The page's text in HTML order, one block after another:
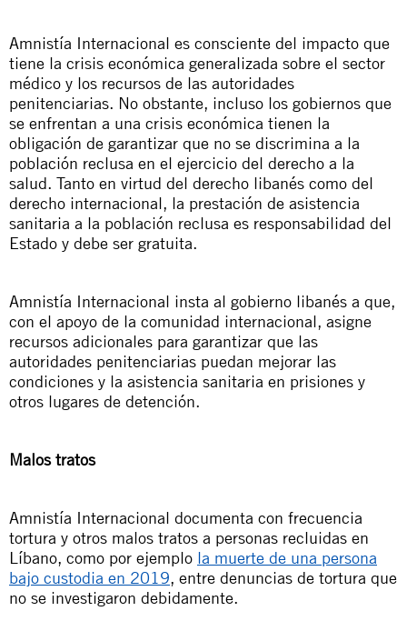
Amnistía Internacional es consciente del impacto que
tiene la crisis económica generalizada sobre el sector
médico y los recursos de las autoridades
penitenciarias. No obstante, incluso los gobiernos que
se enfrentan a una crisis económica tienen la
obligación de garantizar que no se discrimina a la
población reclusa en el ejercicio del derecho a la
salud. Tanto en virtud del derecho libanés como del
derecho internacional, la prestación de asistencia
sanitaria a la población reclusa es responsabilidad del
Estado y debe ser gratuita.
Amnistía Internacional insta al gobierno libanés a que,
con el apoyo de la comunidad internacional, asigne
recursos adicionales para garantizar que las
autoridades penitenciarias puedan mejorar las
condiciones y la asistencia sanitaria en prisiones y
otros lugares de detención.
Malos tratos
Amnistía Internacional documenta con frecuencia
tortura y otros malos tratos a personas recluidas en
Líbano, como por ejemplo la muerte de una persona
bajo custodia en 2019, entre denuncias de tortura que
no se investigaron debidamente.